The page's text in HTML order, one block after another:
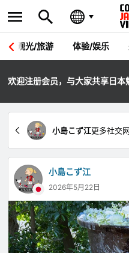
观光/旅游 体验/娱乐
欢迎注册会员，与大家共享日本
小島こず江更多社交
小島こず江
2026年5月22日